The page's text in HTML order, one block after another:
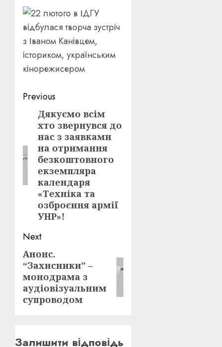
Post
navigation
Previous
Previous
post:
Дякуємо всім
нас з заявками
на отримання
безкоштовного
екземпляра
календаря
«Техніка та
озброєння армії
УНР»!
Next
Next
post:
Анонс.
монодрама з
аудіовізуальним
супроводом